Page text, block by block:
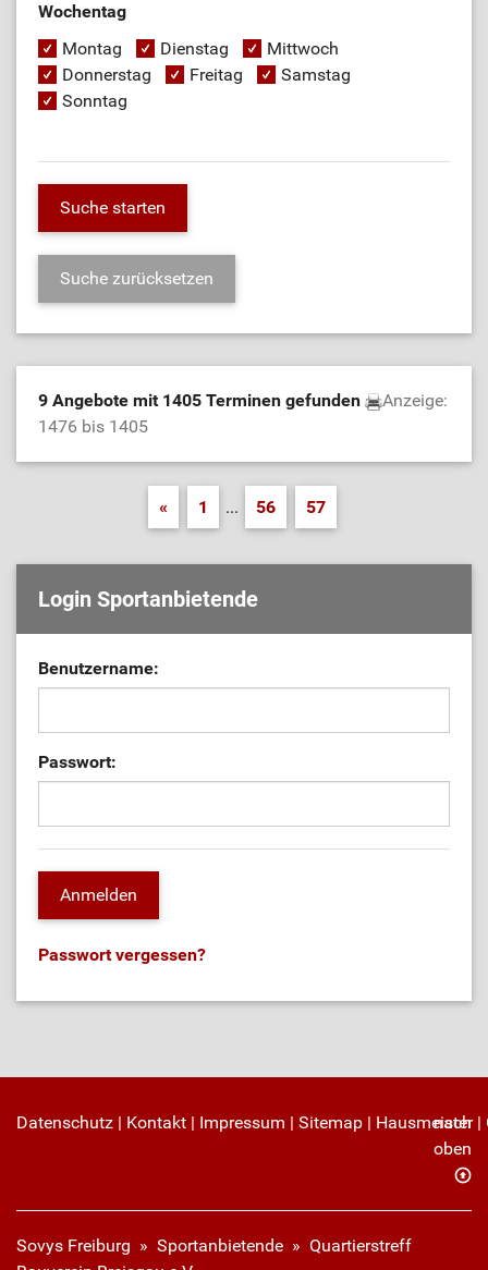
Wochentag
Montag
Dienstag
Mittwoch
Donnerstag
Freitag
Samstag
Sonntag
9 Angebote mit 1405 Terminen gefunden
Anzeige:
1476 bis 1405
« 1 ... 56 57
Login Sportanbietende
Benutzername:
Passwort:
Passwort vergessen?
Datenschutz | Kontakt | Impressum | Sitemap | Hausmeister|
nach
oben
Sovys Freiburg » Sportanbietende » Quartierstreff